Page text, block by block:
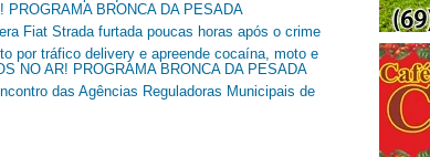
PROGRAMA BRONCA DA PESADA
Fiat Strada furtada poucas horas após o crime
por tráfico delivery e apreende cocaína, moto e
NO AR! PROGRAMA BRONCA DA PESADA
das Agências Reguladoras Municipais de